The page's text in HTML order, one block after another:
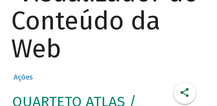
Conteúdo da
Web
Ações
QUARTETO ATLAS /